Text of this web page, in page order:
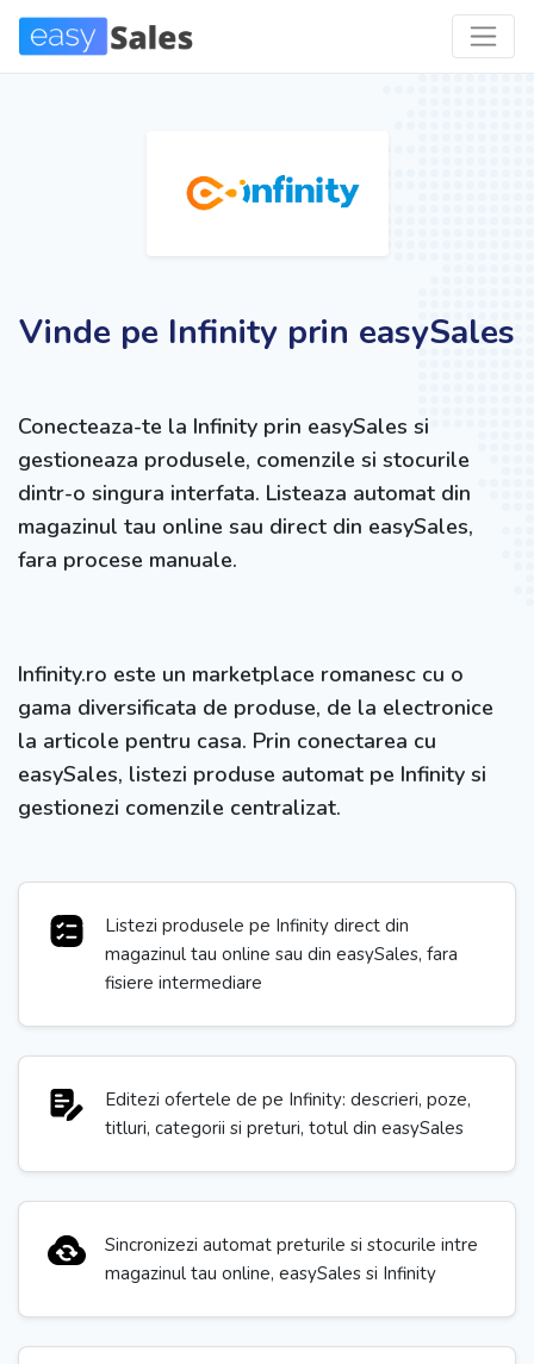
Vinde pe Infinity prin easySales
Conecteaza-te la Infinity prin easySales si
gestioneaza produsele, comenzile si stocurile
dintr-o singura interfata. Listeaza automat din
magazinul tau online sau direct din easySales,
fara procese manuale.
Infinity.ro este un marketplace romanesc cu o
gama diversificata de produse, de la electronice
la articole pentru casa. Prin conectarea cu
easySales, listezi produse automat pe Infinity si
gestionezi comenzile centralizat.
Listezi produsele pe Infinity direct din
magazinul tau online sau din easySales, fara
fisiere intermediare
Editezi ofertele de pe Infinity: descrieri, poze,
titluri, categorii si preturi, totul din easySales
Sincronizezi automat preturile si stocurile intre
magazinul tau online, easySales si Infinity